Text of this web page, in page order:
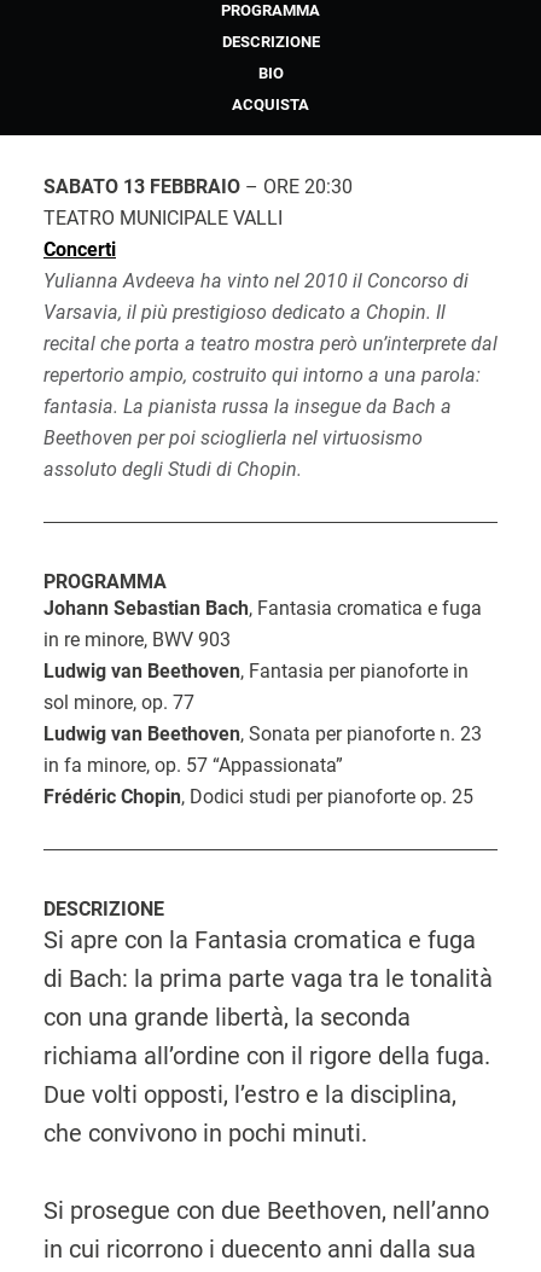
PROGRAMMA
DESCRIZIONE
BIO
ACQUISTA
SABATO 13 FEBBRAIO – ORE 20:30
TEATRO MUNICIPALE VALLI
Concerti
Yulianna Avdeeva ha vinto nel 2010 il Concorso di
Varsavia, il più prestigioso dedicato a Chopin. Il
recital che porta a teatro mostra però un’interprete dal
repertorio ampio, costruito qui intorno a una parola:
fantasia. La pianista russa la insegue da Bach a
Beethoven per poi scioglierla nel virtuosismo
assoluto degli Studi di Chopin.
PROGRAMMA
Johann Sebastian Bach, Fantasia cromatica e fuga
in re minore, BWV 903
Ludwig van Beethoven, Fantasia per pianoforte in
sol minore, op. 77
Ludwig van Beethoven, Sonata per pianoforte n. 23
in fa minore, op. 57 “Appassionata”
Frédéric Chopin, Dodici studi per pianoforte op. 25
DESCRIZIONE
Si apre con la Fantasia cromatica e fuga
di Bach: la prima parte vaga tra le tonalità
con una grande libertà, la seconda
richiama all’ordine con il rigore della fuga.
Due volti opposti, l’estro e la disciplina,
che convivono in pochi minuti.
Si prosegue con due Beethoven, nell’anno
in cui ricorrono i duecento anni dalla sua